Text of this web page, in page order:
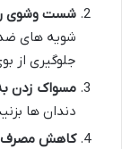
شست وشوی
شویه های
جلوگیری از
مسواک زدن
دندان ها بزنید و هر بار ۲
کاهش مصرف